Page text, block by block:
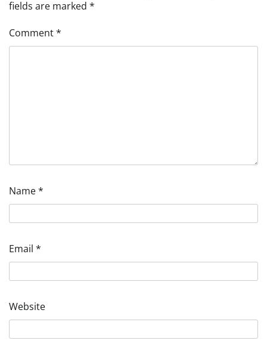
fields are marked *
Comment*
Name*
Email *
Website